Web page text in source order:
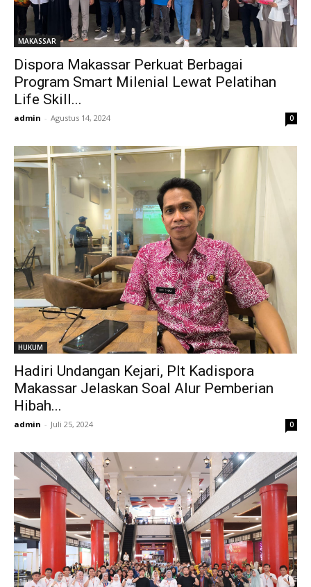
MAKASSAR
Dispora Makassar Perkuat Berbagai
Program Smart Milenial Lewat Pelatihan
Life Skill...
admin - Agustus 14, 2024 0
HUKUM
Hadiri Undangan Kejari, Plt Kadispora
Makassar Jelaskan Soal Alur Pemberian
Hibah...
admin - Juli 25, 2024 0